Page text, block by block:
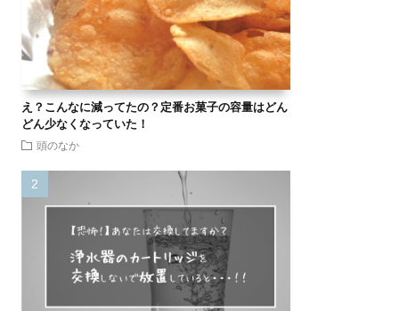
え？こんなに減ってたの？定番お菓子の容量はどん
どん少なくなっていた！
頭のなか